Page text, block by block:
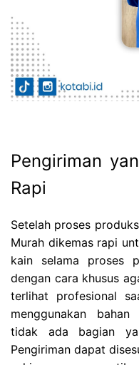
Pengiriman
Rapi
Setelah proses
Murah dikemas rapi
kain selama proses
dengan cara khusus
terlihat profesional
menggunakan
tidak ada bagian
Pengiriman dapat